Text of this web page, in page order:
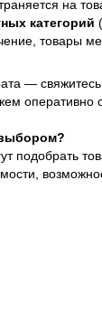
на
категорий
товары
—
оперативно
подобрать